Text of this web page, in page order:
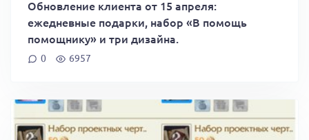
Обновление клиента от 15 апреля:
ежедневные подарки, набор «В помощь
помощнику» и три дизайна.
0 6957